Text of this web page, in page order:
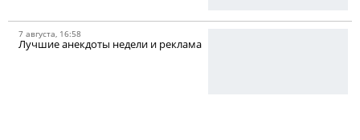
7 августа, 16:58
Лучшие анекдоты недели и реклама